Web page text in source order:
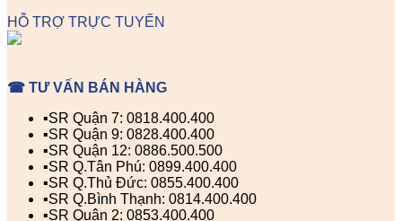
HỖ TRỢ TRỰC TUYẾN
☎ TƯ VẤN BÁN HÀNG
▪️SR Quận 7: 0818.400.400
▪️SR Quận 9: 0828.400.400
▪️SR Quận 12: 0886.500.500
▪️SR Q.Tân Phú: 0899.400.400
▪️SR Q.Thủ Đức: 0855.400.400
▪️SR Q.Bình Thạnh: 0814.400.400
▪️SR Quận 2: 0853.400.400